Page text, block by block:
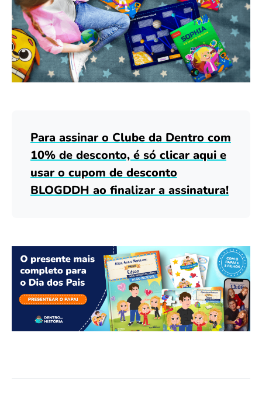
Para assinar o Clube da Dentro com
10% de desconto, é só clicar aqui e
usar o cupom de desconto
BLOGDDH ao finalizar a assinatura!